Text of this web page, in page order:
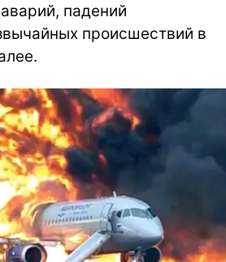
падений
происшествий в